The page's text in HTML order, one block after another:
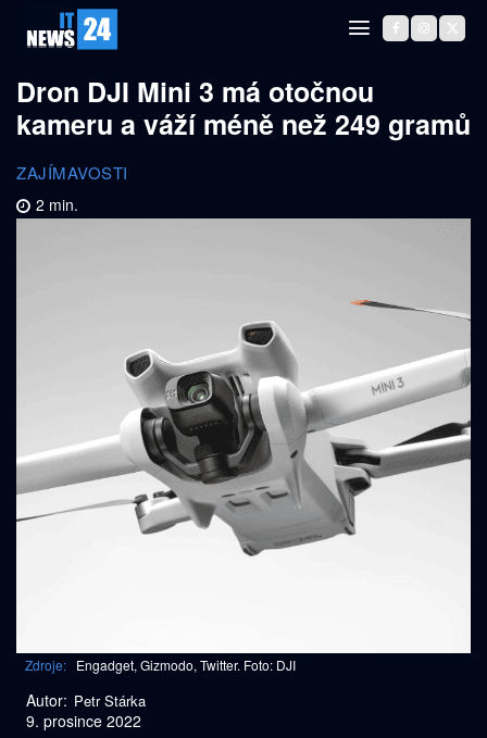
Dron DJI Mini 3 má otočnou
kameru a váží méně než 249 gramů
ZAJÍMAVOSTI
2 min.
Zdroje: Engadget, Gizmodo, Twitter. Foto: DJI
Autor: Petr Stárka
9. prosince 2022